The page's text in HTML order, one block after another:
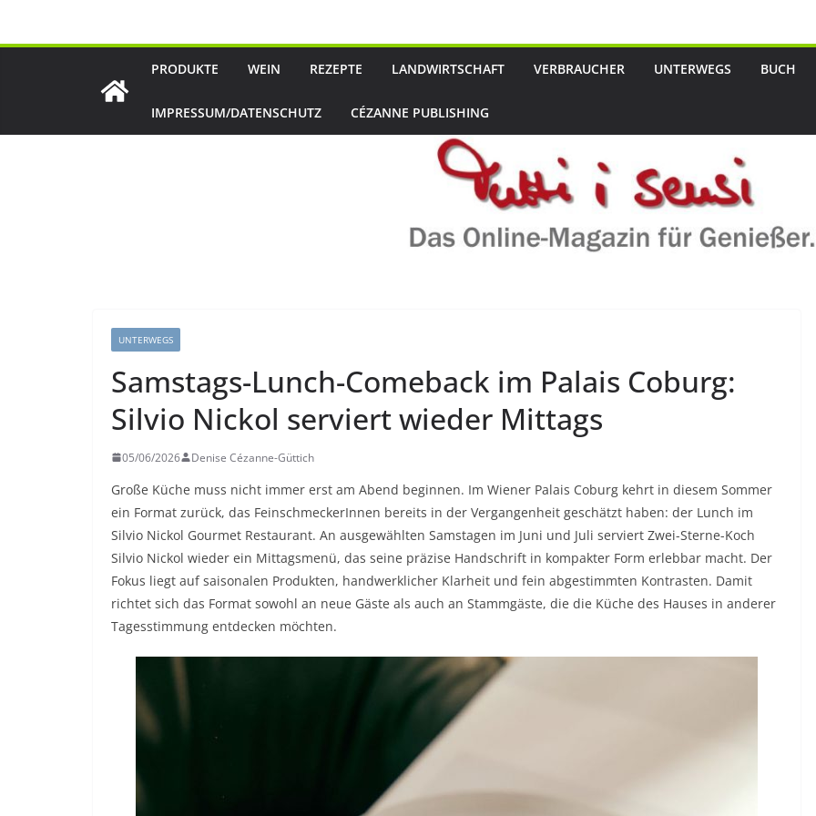
PRODUKTE WEIN REZEPTE LANDWIRTSCHAFT VERBRAUCHER UNTERWEGS BUCH
IMPRESSUM/DATENSCHUTZ CÉZANNE PUBLISHING
UNTERWEGS
Samstags-Lunch-Comeback im Palais Coburg:
Silvio Nickol serviert wieder Mittags
05/06/2026 Denise Cézanne-Güttich
Große Küche muss nicht immer erst am Abend beginnen. Im Wiener Palais Coburg kehrt in diesem Sommer
ein Format zurück, das FeinschmeckerInnen bereits in der Vergangenheit geschätzt haben: der Lunch im
Silvio Nickol Gourmet Restaurant. An ausgewählten Samstagen im Juni und Juli serviert Zwei-Sterne-Koch
Silvio Nickol wieder ein Mittagsmenü, das seine präzise Handschrift in kompakter Form erlebbar macht. Der
Fokus liegt auf saisonalen Produkten, handwerklicher Klarheit und fein abgestimmten Kontrasten. Damit
richtet sich das Format sowohl an neue Gäste als auch an Stammgäste, die die Küche des Hauses in anderer
Tagesstimmung entdecken möchten.